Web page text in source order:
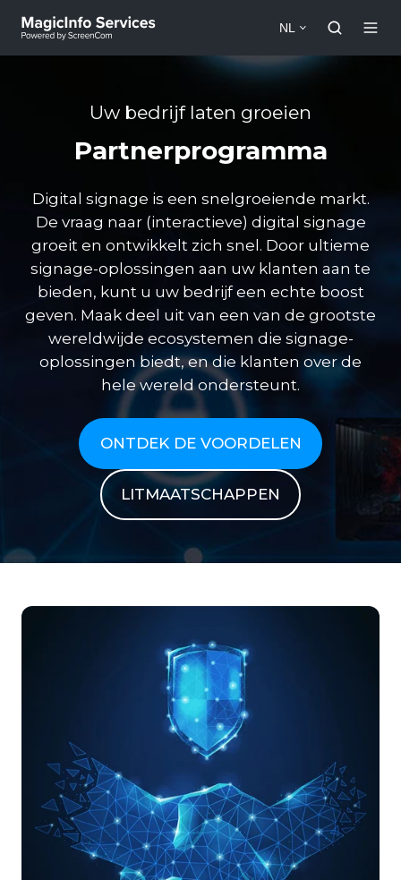
NL
Uw bedrijf laten groeien
Partnerprogramma
Digital signage is een snelgroeiende markt.
De vraag naar (interactieve) digital signage
groeit en ontwikkelt zich snel. Door ultieme
signage-oplossingen aan uw klanten aan te
bieden, kunt u uw bedrijf een echte boost
geven. Maak deel uit van een van de grootste
wereldwijde ecosystemen die signage-
oplossingen biedt, en die klanten over de
hele wereld ondersteunt.
ONTDEK DE VOORDELEN
LITMAATSCHAPPEN